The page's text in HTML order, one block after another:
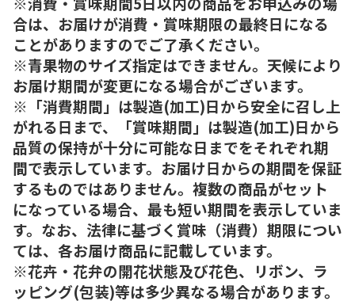
合は、お届けが消費・賞味期限の最終日になる
ことがありますのでご了承ください。
※青果物のサイズ指定はできません。天候により
お届け期間が変更になる場合がございます。
※「消費期間」は製造(加工)日から安全に召し上
がれる日まで、「賞味期間」は製造(加工)日から
品質の保持が十分に可能な日までをそれぞれ期
間で表示しています。お届け日からの期間を保証
するものではありません。複数の商品がセット
になっている場合、最も短い期間を表示していま
す。なお、法律に基づく賞味（消費）期限につい
ては、各お届け商品に記載しています。
※花卉・花弁の開花状態及び花色、リボン、ラ
ッピング(包装)等は多少異なる場合があります。